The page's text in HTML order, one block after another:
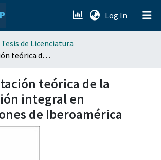
Log In (current)
Tesis de Licenciatura
Fundamentación teórica de la comunicación integral en organizaciones de Iberoamérica
teórica de la
integral en
de Iberoamérica